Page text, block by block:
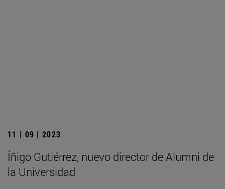
11 | 09 | 2023
Íñigo Gutiérrez, nuevo director de Alumni de
la Universidad